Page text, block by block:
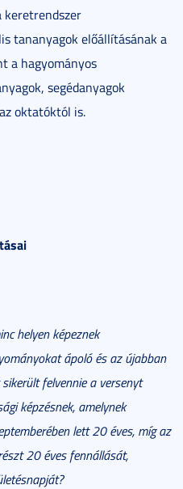
tananyagok előállításának a
a hagyományos
segédanyagok
oktatóktól is.
helyen képeznek
ápoló és az újabban
felvennie a versenyt
képzésnek, amelynek
lett 20 éves, míg az
20 éves fennállását,